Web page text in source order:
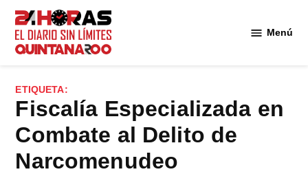
Saltar
contenido
Menú
ETIQUETA:
Fiscalía Especializada en
Combate al Delito de
Narcomenudeo